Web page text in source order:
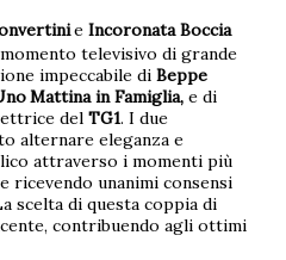
eIncoronata Boccia
televisivo di grande
impeccabile di Beppe
Mattina in Famiglia,e di
del TG1. I due
alternare eleganza e
attraverso i momenti più
ricevendo unanimi consensi
scelta di questa coppia di
contribuendo agli ottimi